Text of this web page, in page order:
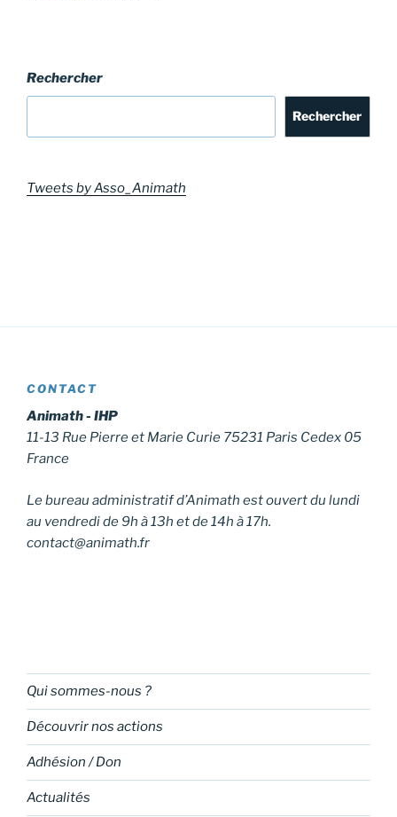
Rechercher
Rechercher
Tweets by Asso_Animath
CONTACT
Animath - IHP
11-13 Rue Pierre et Marie Curie 75231 Paris Cedex 05
France
Le bureau administratif d’Animath est ouvert du lundi
au vendredi de 9h à 13h et de 14h à 17h.
contact@animath.fr
Qui sommes-nous ?
Découvrir nos actions
Adhésion / Don
Actualités